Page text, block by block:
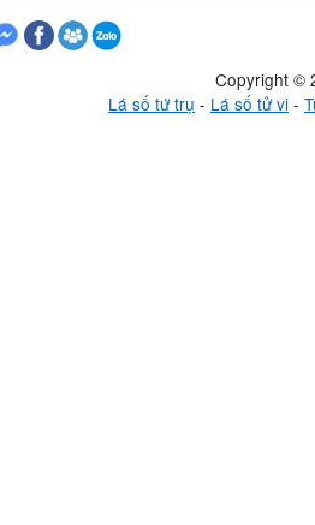
Copyright ©
Lá số tứ trụ - Lá số tử vi -